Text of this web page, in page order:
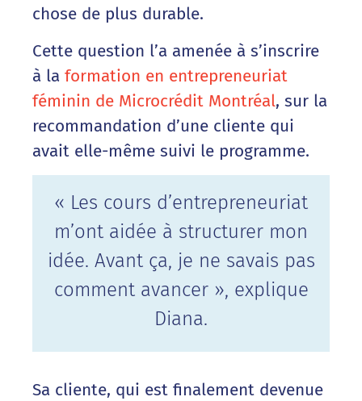
chose de plus durable.
Cette question l’a amenée à s’inscrire
à la formation en entrepreneuriat
féminin de Microcrédit Montréal, sur la
recommandation d’une cliente qui
avait elle-même suivi le programme.
« Les cours d’entrepreneuriat
m’ont aidée à structurer mon
idée. Avant ça, je ne savais pas
comment avancer », explique
Diana.
Sa cliente, qui est finalement devenue